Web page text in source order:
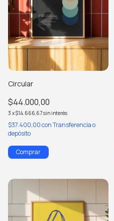
Circular
$44.000,00
3 x$14.666,67sin interés
$37.400,00conTransferencia o
depósito
Comprar